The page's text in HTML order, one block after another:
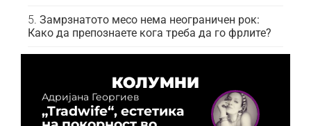
Замрзнатото месо нема неограничен рок:
Како да препознаете кога треба да го фрлите?
КОЛУМНИ
Адријана Георгиев
„Tradwife“, естетика